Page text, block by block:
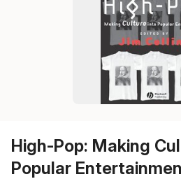
High-Pop: Making
Popular